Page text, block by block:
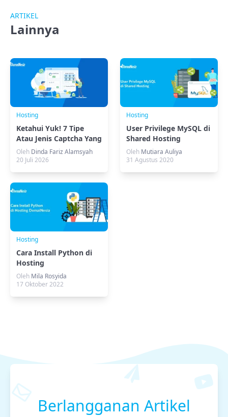
ARTIKEL
Lainnya
Hosting
Ketahui Yuk! 7 Tipe
Atau Jenis Captcha Yang
Bisa Dipilih
Oleh Dinda Fariz Alamsyah
20 Juli 2026
Hosting
User Privilege MySQL di
Shared Hosting
Oleh Mutiara Auliya
31 Agustus 2020
Hosting
Cara Install Python di
Hosting
Oleh Mila Rosyida
17 Oktober 2022
Berlangganan Artikel